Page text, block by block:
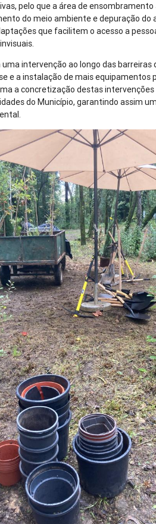
pelo que a área de
do meio ambiente e depuração do
que facilitem o acesso a
intervenção ao longo das barreiras
e a instalação de mais equipamentos
a concretização destas
do Município, garantindo assim